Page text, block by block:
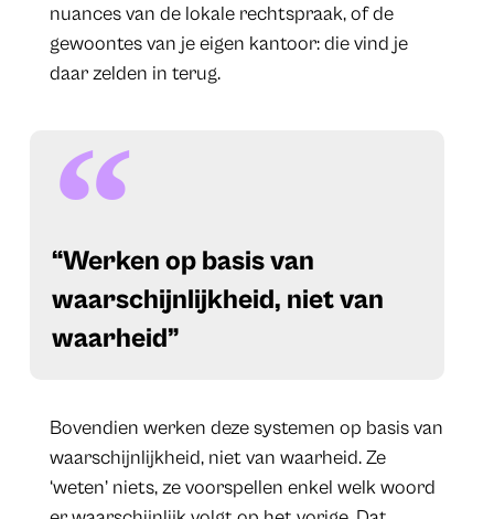
nuances van de lokale rechtspraak, of de
gewoontes van je eigen kantoor: die vind je
daar zelden in terug.
“Werken op basis van
waarschijnlijkheid, niet van
waarheid”
Bovendien werken deze systemen op basis van
waarschijnlijkheid, niet van waarheid. Ze
‘weten’ niets, ze voorspellen enkel welk woord